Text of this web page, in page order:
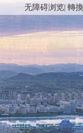
无障碍浏览| 轉